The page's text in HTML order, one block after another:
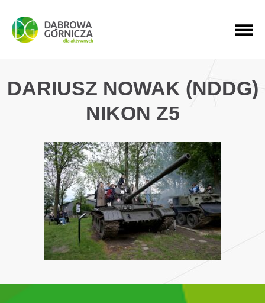
PRZEJDŹ DO MENU GŁÓWNEGO
PRZEJDŹ DO WYSZUKIWARKI
PRZEJDŹ DO TREŚCI
DARIUSZ NOWAK (NDDG)
NIKON Z5